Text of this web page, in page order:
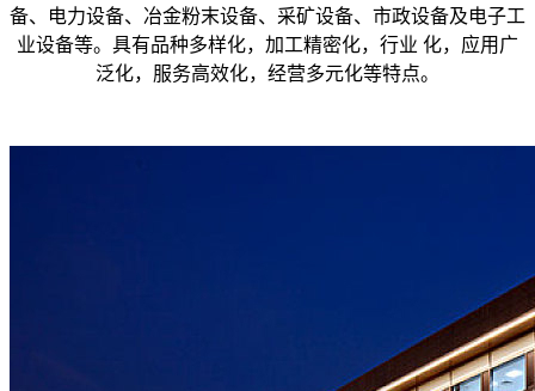
备、电力设备、冶金粉末设备、采矿设备、市政设备及电子工
业设备等。具有品种多样化，加工精密化，行业 化，应用广
泛化，服务高效化，经营多元化等特点。